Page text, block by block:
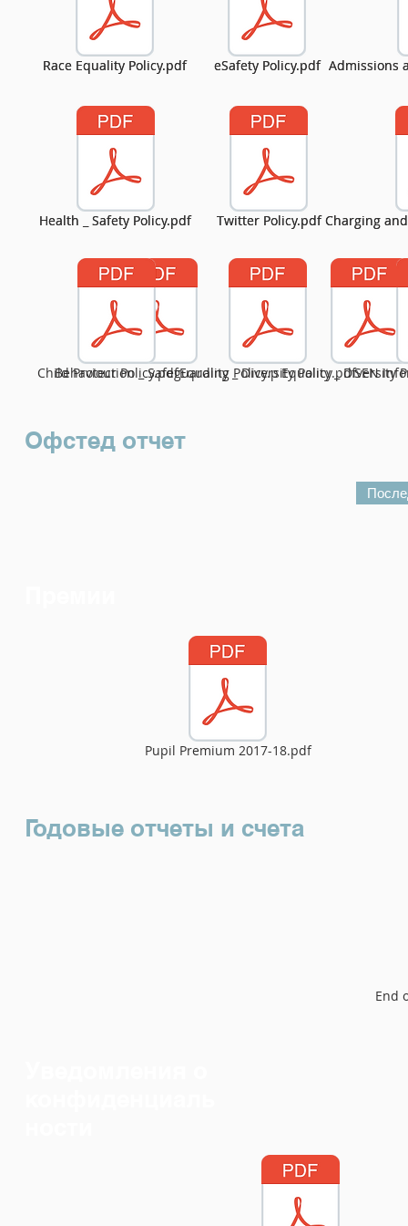
Race Equality Policy.pdf eSafety Policy.pdf Admissions
Health _ Safety Policy.pdf Twitter Policy.pdf Charging
Child Protection _ Safeguarding Policy.pEquality _ Diversity
Race Equality Policy.pdf eSafety Policy.pdf Admissions
Health _ Safety Policy.pdf Twitter Policy.pdf Charging
Behaviour Policy.pdfEquality _ Diversity Policy.pdfSEN
Офстед отчет
Pupil Premium 2017-18.pdf
Годовые отчеты и счета
End